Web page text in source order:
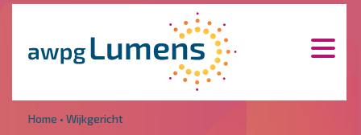
Home • Wijkgericht